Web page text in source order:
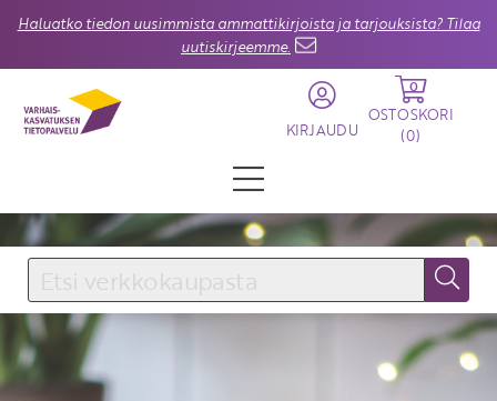
Haluatko tiedon uusimmista ammattikirjoista ja tarjouksista? Tilaa
uutiskirjeemme.
KIRJAUDU
0
OSTOSKORI
(0)
KIRJAUDU SISÄÄN
Käyttäjätunnus
Salasana